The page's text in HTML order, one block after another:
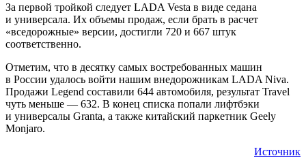
За первой тройкой следует LADA Vesta в виде седана
и универсала. Их объемы продаж, если брать в расчет
«вседорожные» версии, достигли 720 и 667 штук
соответственно.
Отметим, что в десятку самых востребованных машин
в России удалось войти нашим внедорожникам LADA Niva.
Продажи Legend составили 644 автомобиля, результат Travel
чуть меньше — 632. В конец списка попали лифтбэки
и универсалы Granta, а также китайский паркетник Geely
Monjaro.
Источник